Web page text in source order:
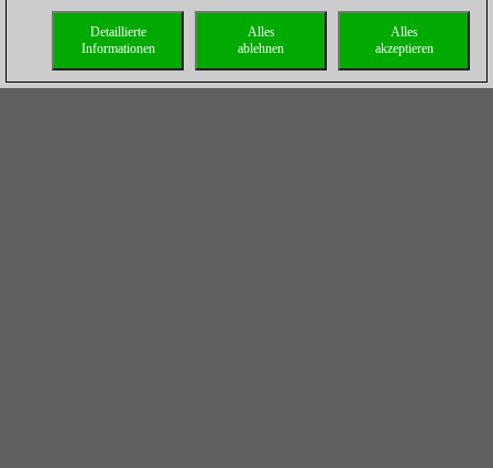
Alles
akzeptieren
Alles
ablehnen
Detaillierte
Informationen